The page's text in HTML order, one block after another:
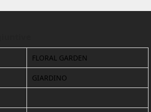
FLORAL GARDEN
GIARDINO